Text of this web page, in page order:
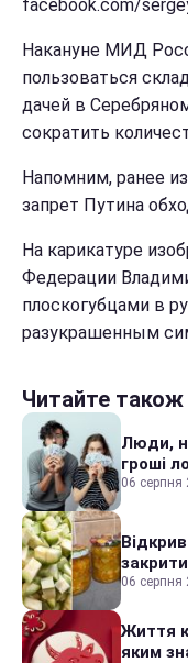
facebook.com/
Накануне МИД
пользоваться
дачей в
сократить
Напомним, ранее
запрет Путина
На карикатуре
Федерации
плоскогубцами в
разукрашенным
Читайте також
Люди,
гроші
06 серпня
06 серпня
Життя
яким